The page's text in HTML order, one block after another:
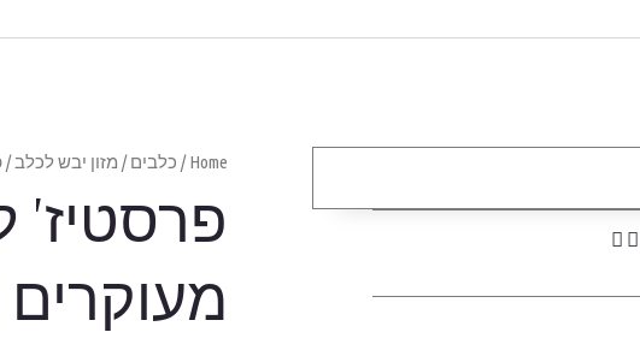
Home
/ כלבים/ מזון יבש לכלב/
פרסטיז'
מעוקרים 15 ק״ג